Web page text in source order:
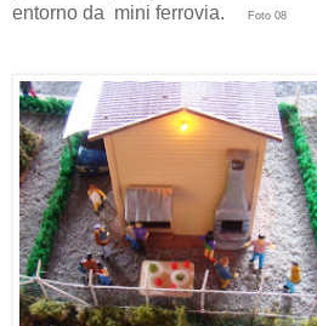
entorno da mini ferrovia.
Foto 08